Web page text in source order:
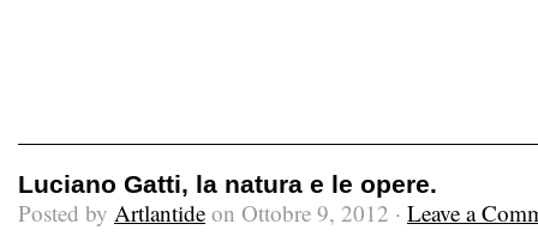
Luciano Gatti, la natura e le opere.
Posted by Artlantide on Ottobre 9, 2012 · Leave a